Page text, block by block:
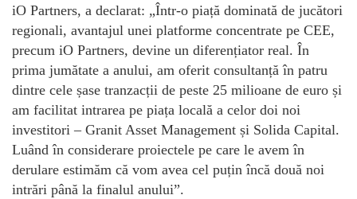
iO Partners, a declarat: „Într-o piață dominată de jucători
regionali, avantajul unei platforme concentrate pe CEE,
precum iO Partners, devine un diferențiator real. În
prima jumătate a anului, am oferit consultanță în patru
dintre cele șase tranzacții de peste 25 milioane de euro și
am facilitat intrarea pe piața locală a celor doi noi
investitori – Granit Asset Management și Solida Capital.
Luând în considerare proiectele pe care le avem în
derulare estimăm că vom avea cel puțin încă două noi
intrări până la finalul anului”.